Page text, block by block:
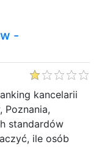
-
kancelarii
Poznania,
standardów
ile osób